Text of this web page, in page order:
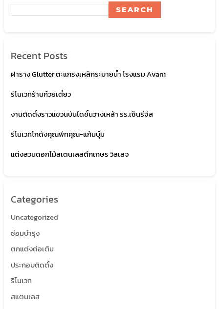
SEARCH
Recent Posts
ฝาราง Glutter ตะแกรงเหล็กระบายน้ำ โรงแรม Avani
รีโนเวทร้านก๋วยเตี๋ยว
งานติดตั้งราวแขวนบันไดชั้นวางเหล้า รร.เซ็นรีจีส
รีโนเวทโกดังคุณพีทคุณ-แก้มบุ๋ม
แต่งสวนดอกไม้สเตนเลสตึกเกษร วิลเลจ
Categories
Uncategorized
ซ่อมบำรุง
ตกแต่งต่อเติม
ประกอบติดตั้ง
รีโนเวท
สแตนเลส